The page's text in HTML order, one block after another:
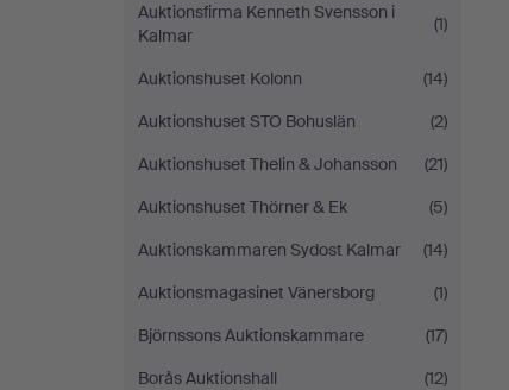
Auktionsfirma Kenneth Svensson i
Kalmar
(1)
Auktionshuset Kolonn
(14)
Auktionshuset STO Bohuslän
(2)
Auktionshuset Thelin & Johansson
(21)
Auktionshuset Thörner & Ek
(5)
Auktionskammaren Sydost Kalmar
(14)
Auktionsmagasinet Vänersborg
(1)
Björnssons Auktionskammare
(17)
Borås Auktionshall
(12)